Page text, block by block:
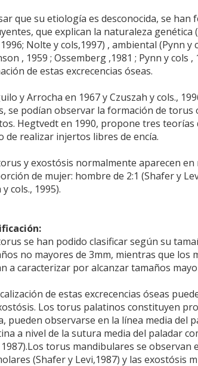
que su etiología es desconocida, se
que explican la naturaleza genética
Nolte y cols,1997) , ambiental (Pynn y
, 1959 ; Ossemberg ,1981 ; Pynn y cols
de estas excrecencias óseas.
y Arrocha en 1967 y Czuszah y cols.,
se podían observar la formación de torus
Hegtvedt en 1990, propone tres
de realizar injertos libres de encía.
y exostósis normalmente aparecen en
de mujer: hombre de 2:1 (Shafer y
y cols., 1995).
se han podido clasificar según su
no mayores de 3mm, mientras que los
a caracterizar por alcanzar tamaños
de estas excrecencias óseas
Los torus palatinos constituyen
pueden observarse en la línea media del
a nivel de la sutura media del paladar
1987).Los torus mandibulares se
(Shafer y Levi,1987) y las exostósis